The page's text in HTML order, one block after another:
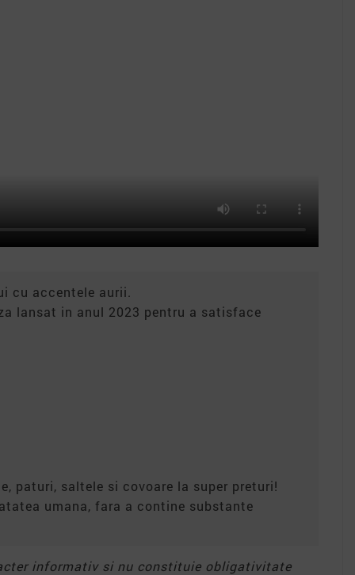
cu accentele aurii.
lansat in anul 2023 pentru a satisface
paturi, saltele si covoare la super preturi!
umana, fara a contine substante
informativ si nu constituie obligativitate